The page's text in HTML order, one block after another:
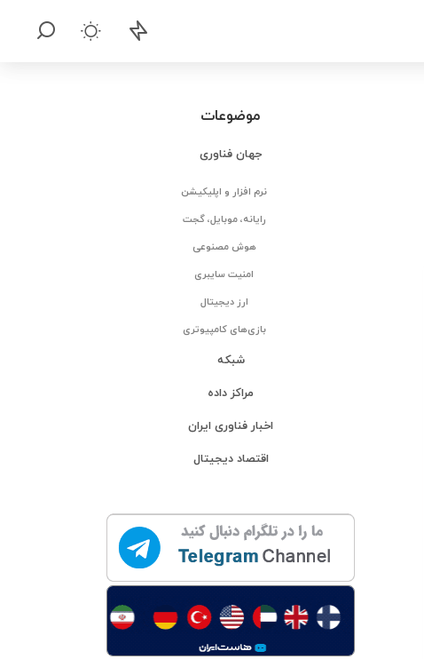
موضوعات
جهان فناوری
نرم افزار و اپلیکیشن
رایانه، موبایل، گجت
هوش مصنوعی
امنیت سایبری
ارز دیجیتال
بازی‌های کامپیوتری
شبکه
مراکز داده
اخبار فناوری ایران
اقتصاد دیجیتال